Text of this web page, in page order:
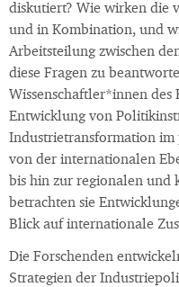
diskutiert? Wie wirken die
und in Kombination, und
Arbeitsteilung zwischen
diese Fragen zu
Wissenschaftler*innen des
Entwicklung von
Industrietransformation im
von der internationalen
bis hin zur regionalen und
betrachten sie
Blick auf internationale
Die Forschenden
Strategien der